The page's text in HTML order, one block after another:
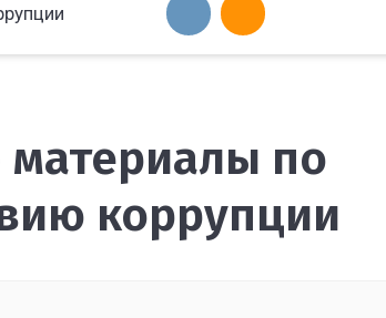
по
коррупции